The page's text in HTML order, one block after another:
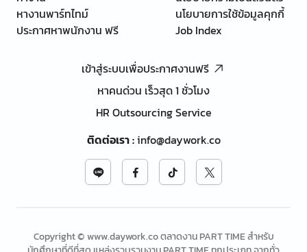
หางานพาร์ทไทม์
ประกาศหาพนักงาน ฟรี
นโยบายการใช้ข้อมูลคุกกี้
Job Index
เข้าสู่ระบบเพื่อประกาศงานฟรี
หาคนด่วน เร็วสุด 1 ชั่วโมง
HR Outsourcing Service
ติดต่อเรา:info@daywork.co
Copyright © www.daywork.co ตลาดงาน PART TIME สำหรับ